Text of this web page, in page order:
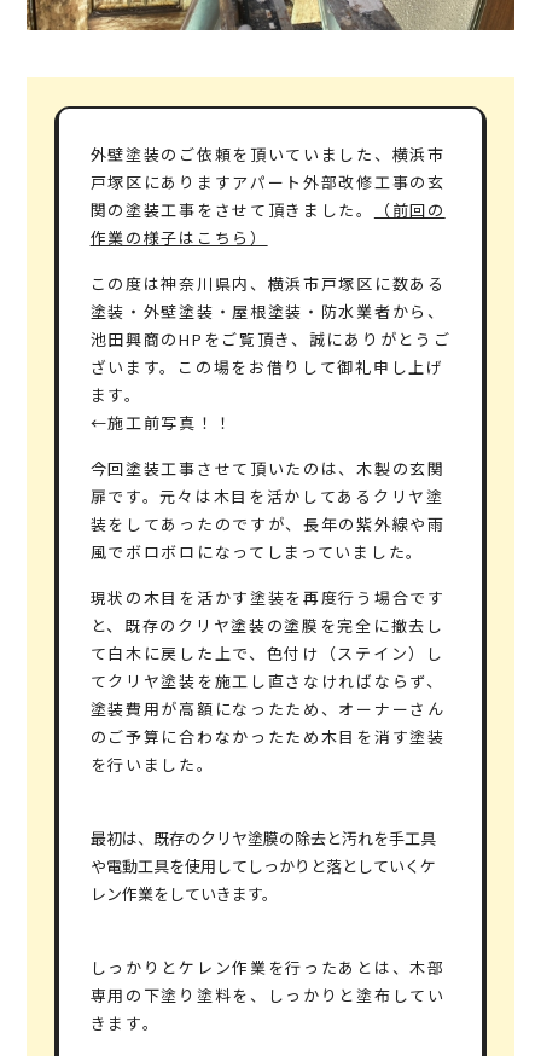
外壁塗装のご依頼を頂いていました、横浜市
戸塚区にありますアパート外部改修工事の玄
関の塗装工事をさせて頂きました。
（前回の
作業の様子はこちら）
この度は神奈川県内、横浜市戸塚区に数ある
塗装・外壁塗装・屋根塗装・防水業者から、
池田興商のHPをご覧頂き、誠にありがとうご
ざいます。この場をお借りして御礼申し上げ
ます。
←施工前写真！！
今回塗装工事させて頂いたのは、木製の玄関
扉です。元々は木目を活かしてあるクリヤ塗
装をしてあったのですが、長年の紫外線や雨
風でボロボロになってしまっていました。
現状の木目を活かす塗装を再度行う場合です
と、既存のクリヤ塗装の塗膜を完全に撤去し
て白木に戻した上で、色付け（ステイン）し
てクリヤ塗装を施工し直さなければならず、
塗装費用が高額になったため、オーナーさん
のご予算に合わなかったため木目を消す塗装
を行いました。
最初は、既存のクリヤ塗膜の除去と汚れを手工具
や電動工具を使用してしっかりと落としていくケ
レン作業をしていきます。
しっかりとケレン作業を行ったあとは、木部
専用の下塗り塗料を、しっかりと塗布してい
きます。